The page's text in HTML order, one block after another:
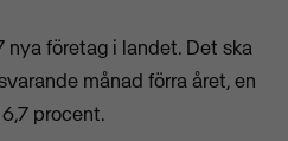
nya företag i landet. Det ska
månad förra året, en
procent.